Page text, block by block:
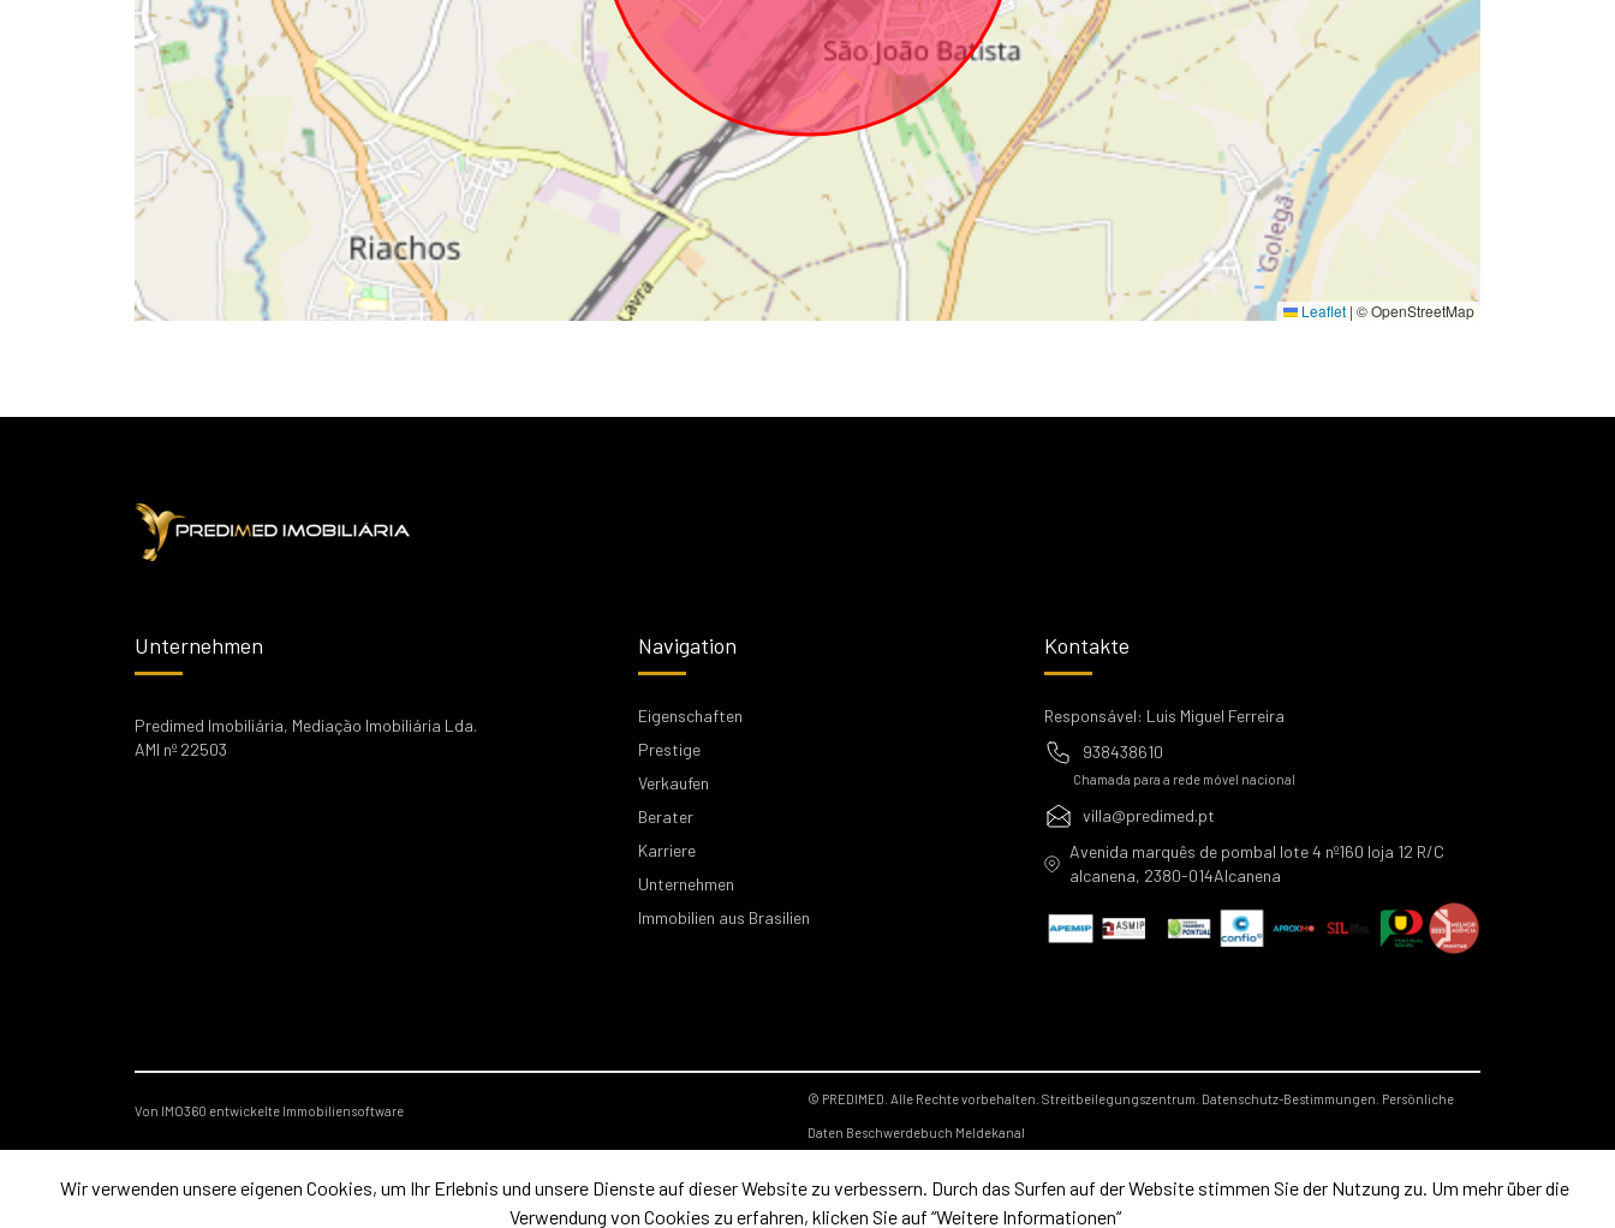
Leaflet | © OpenStreetMap
Unternehmen
Predimed Imobiliária, Mediação Imobiliária Lda.
AMI nº 22503
Navigation
Eigenschaften
Prestige
Verkaufen
Berater
Karriere
Unternehmen
Immobilien aus Brasilien
Kontakte
Responsável: Luis Miguel Ferreira
938438610
Chamada para a rede móvel nacional
villa@predimed.pt
Avenida marquês de pombal lote 4 nº160 loja 12 R/C
alcanena, 2380-014Alcanena
Von IMO360 entwickelte Immobiliensoftware
© PREDIMED. Alle Rechte vorbehalten. Streitbeilegungszentrum. Datenschutz-Bestimmungen. Persönliche
Daten Beschwerdebuch Meldekanal
Wir verwenden unsere eigenen Cookies, um Ihr Erlebnis und unsere Dienste auf dieser Website zu verbessern. Durch das Surfen auf der Website stimmen Sie der Nutzung zu. Um mehr über die
Verwendung von Cookies zu erfahren, klicken Sie auf “Weitere Informationen“